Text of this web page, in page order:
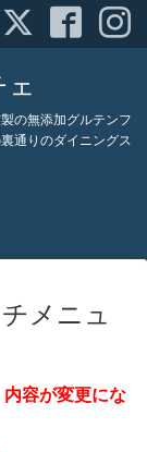
ェ
の無添加グルテンフ
通りのダイニングス
メニュ
内容が変更にな